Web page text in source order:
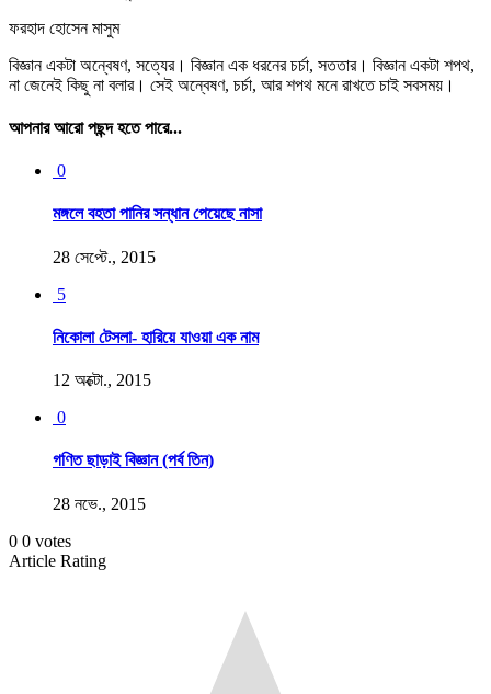
ফরহাদ হোসেন মাসুম
বিজ্ঞান একটা অন্বেষণ, সত্যের। বিজ্ঞান এক ধরনের চর্চা, সততার। বিজ্ঞান একটা শপথ,
না জেনেই কিছু না বলার। সেই অন্বেষণ, চর্চা, আর শপথ মনে রাখতে চাই সবসময়।
আপনার আরো পছন্দ হতে পারে...
0
মঙ্গলে বহতা পানির সন্ধান পেয়েছে নাসা
28 সেপ্টে., 2015
5
নিকোলা টেসলা- হারিয়ে যাওয়া এক নাম
12 অক্টো., 2015
0
গণিত ছাড়াই বিজ্ঞান (পর্ব তিন)
28 নভে., 2015
0 0 votes
Article Rating